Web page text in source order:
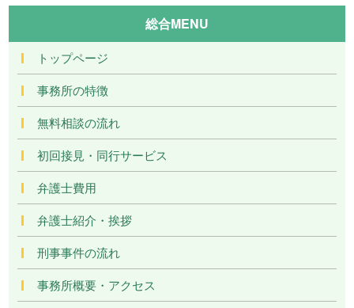
総合MENU
トップページ
事務所の特徴
無料相談の流れ
初回接見・同行サービス
弁護士費用
弁護士紹介・挨拶
刑事事件の流れ
事務所概要・アクセス